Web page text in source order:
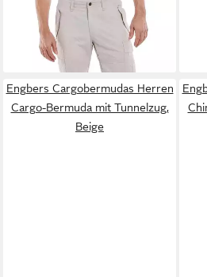
Herren Bermuda regular,
41,99 € 59,99 €
Engbers Cargobermudas Herren
Cargo-Bermuda mit Tunnelzug,
Beige